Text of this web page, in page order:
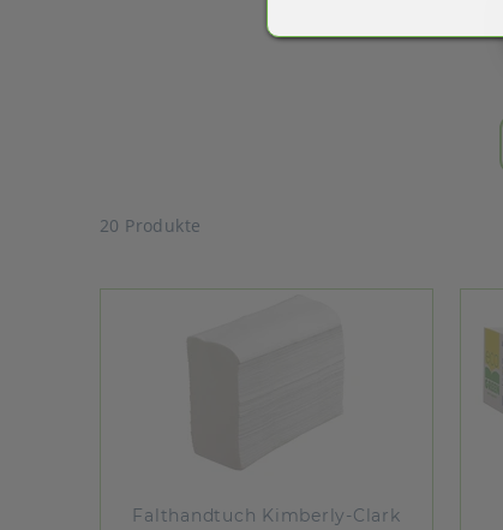
20 Produkte
Falthandtuch Kimberly-Clark